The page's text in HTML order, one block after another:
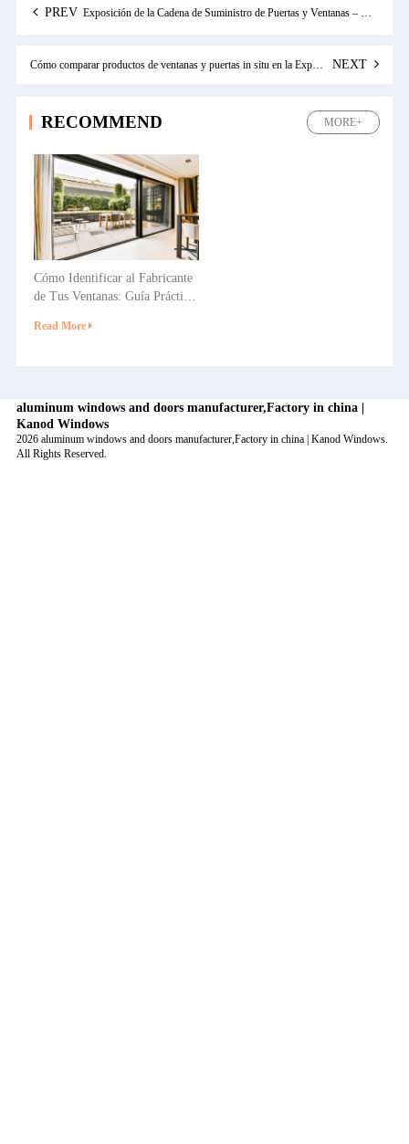
PREV Exposición de la Cadena de Suministro de Puertas y Ventanas – Materias Primas para Marcos, Vidrio y Selladores
Cómo comparar productos de ventanas y puertas in situ en la Exposición de Construcción de Guangzhou 2026 – Lista de verificación para compradores NEXT
RECOMMEND MORE+
Cómo Identificar al Fabricante
de Tus Ventanas: Guía Práctica
Constructores
Read More
aluminum windows and doors manufacturer,Factory in china |
Kanod Windows
2026 aluminum windows and doors manufacturer,Factory in china | Kanod Windows.
All Rights Reserved.